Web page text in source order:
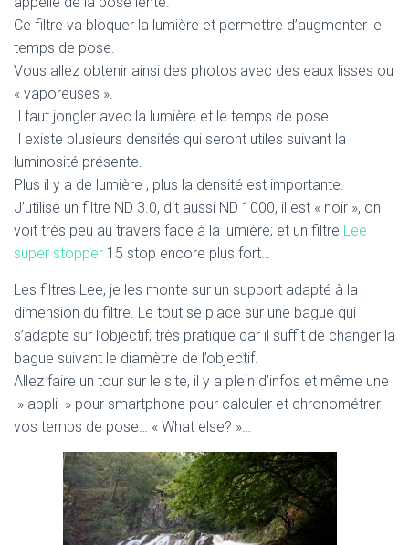
Ce filtre va bloquer la lumière et permettre d’augmenter le
temps de pose.
Vous allez obtenir ainsi des photos avec des eaux lisses ou
« vaporeuses ».
Il faut jongler avec la lumière et le temps de pose…
Il existe plusieurs densités qui seront utiles suivant la
luminosité présente.
Plus il y a de lumière , plus la densité est importante.
J’utilise un filtre ND 3.0, dit aussi ND 1000, il est « noir », on
voit très peu au travers face à la lumière; et un filtre Lee
super stopper 15 stop encore plus fort…
Les filtres Lee, je les monte sur un support adapté à la
dimension du filtre. Le tout se place sur une bague qui
s’adapte sur l’objectif; très pratique car il suffit de changer la
bague suivant le diamètre de l’objectif.
Allez faire un tour sur le site, il y a plein d’infos et même une
» appli » pour smartphone pour calculer et chronométrer
vos temps de pose… « What else? »…